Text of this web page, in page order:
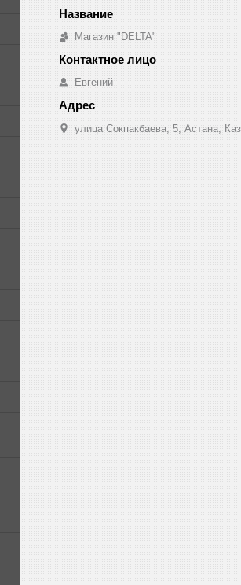
Магазин "DELTA"
Евгений
улица Сокпакбаева, 5, Астана,